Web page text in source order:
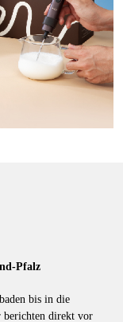
Pfalz
bis in die
berichten direkt vor